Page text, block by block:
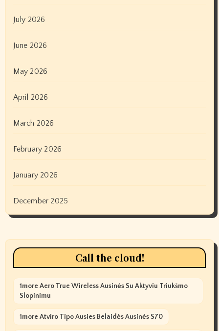
July 2026
June 2026
May 2026
April 2026
March 2026
February 2026
January 2026
December 2025
Call the cloud!
1more Aero True Wireless Ausinės Su Aktyviu Triukšmo
Slopinimu
1more Atviro Tipo Ausies Belaidės Ausinės S70